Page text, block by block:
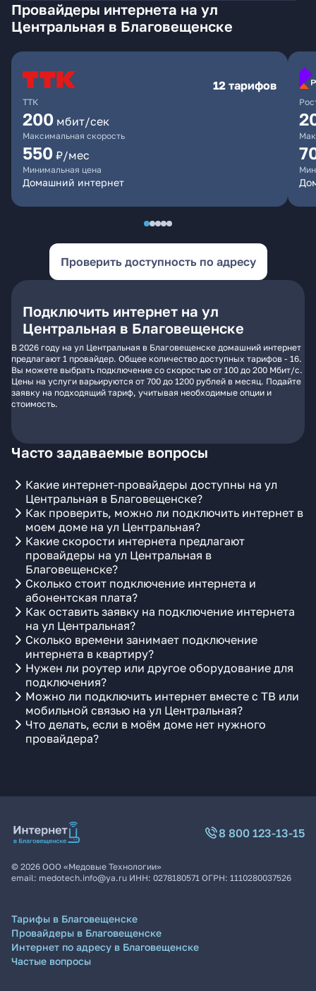
Провайдеры интернета на ул
Центральная в Благовещенске
ТТК
12 тарифов
200 мбит/сек
Максимальная скорость
550 ₽/мес
Минимальная цена
Домашний интернет
Проверить доступность по адресу
Подключить интернет на ул
Центральная в Благовещенске
В 2026 году на ул Центральная в Благовещенске домашний интернет
предлагают 1 провайдер. Общее количество доступных тарифов - 16.
Вы можете выбрать подключение со скоростью от 100 до 200 Мбит/с.
Цены на услуги варьируются от 700 до 1200 рублей в месяц. Подайте
заявку на подходящий тариф, учитывая необходимые опции и
стоимость.
Часто задаваемые вопросы
Какие интернет-провайдеры доступны на ул
Центральная в Благовещенске?
Как проверить, можно ли подключить интернет в
моем доме на ул Центральная?
Какие скорости интернета предлагают
провайдеры на ул Центральная в
Благовещенске?
Сколько стоит подключение интернета и
абонентская плата?
Как оставить заявку на подключение интернета
на ул Центральная?
Сколько времени занимает подключение
интернета в квартиру?
Нужен ли роутер или другое оборудование для
подключения?
Можно ли подключить интернет вместе с ТВ или
мобильной связью на ул Центральная?
Что делать, если в моём доме нет нужного
провайдера?
8 800 123-13-15
© 2026 ООО «Медовые Технологии»
email: medotech.info@ya.ru ИНН: 0278180571 ОГРН: 1110280037526
Тарифы в Благовещенске
Провайдеры в Благовещенске
Интернет по адресу в Благовещенске
Частые вопросы